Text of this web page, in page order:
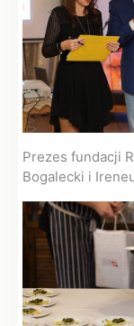
Prezes fundacji
Bogalecki i